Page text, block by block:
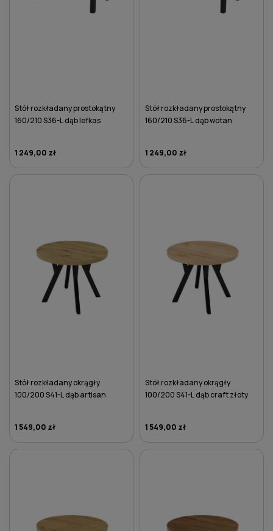
Stół rozkładany prostokątny
160/210 S36-L dąb lefkas
1 249,00 zł
Stół rozkładany prostokątny
160/210 S36-L dąb wotan
1 249,00 zł
Stół rozkładany okrągły
100/200 S41-L dąb artisan
1 549,00 zł
Stół rozkładany okrągły
100/200 S41-L dąb craft złoty
1 549,00 zł